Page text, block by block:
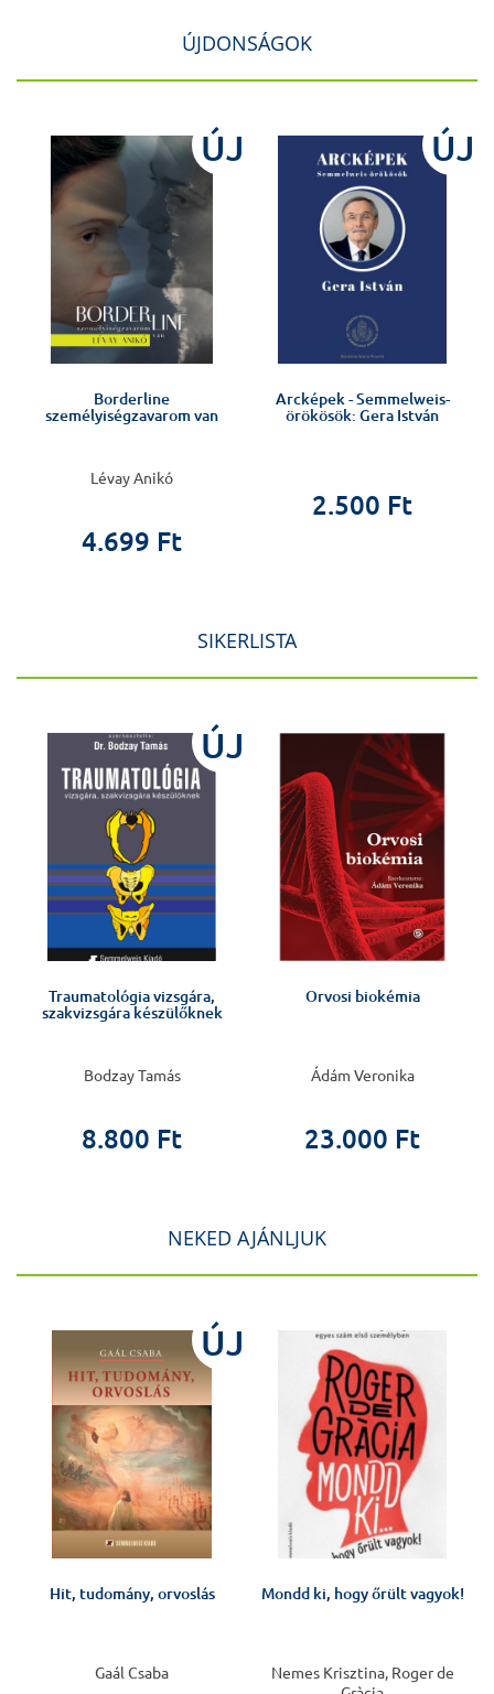
ÚJDONSÁGOK
ÚJ
Borderline
személyiségzavarom van
Lévay Anikó
4.699 Ft
ÚJ
Arcképek - Semmelweis-
örökösök: Gera István
2.500 Ft
SIKERLISTA
ÚJ
Traumatológia vizsgára,
szakvizsgára készülőknek
Bodzay Tamás
8.800 Ft
Orvosi biokémia
Ádám Veronika
23.000 Ft
NEKED AJÁNLJUK
ÚJ
Hit, tudomány, orvoslás
Gaál Csaba
Mondd ki, hogy őrült vagyok!
Nemes Krisztina, Roger de